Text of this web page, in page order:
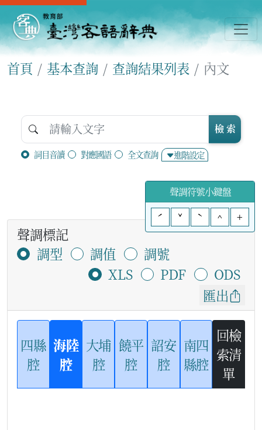
首頁 基本查詢 查詢結果列表 內文
詞目音讀 對應國語 全文查詢 進階設定
檢 索
聲調符號小鍵盤
ˊ
ˇ ˋ ^ +
聲調標記
調型
調值
調號
XLS
PDF
ODS
匯出
四縣
腔
海陸
腔
大埔
腔
饒平
腔
詔安
腔
南四
縣腔
回檢
索清
單